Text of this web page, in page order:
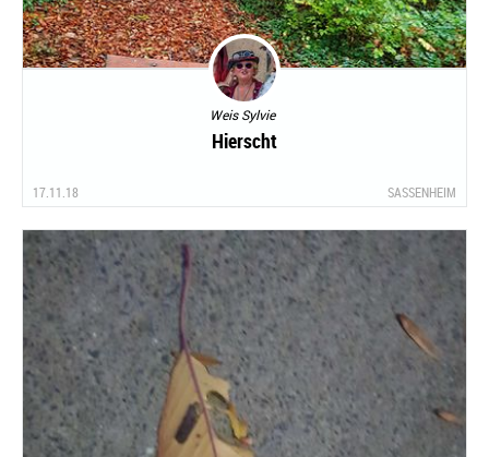
Weis Sylvie
Hierscht
17.11.18 SASSENHEIM